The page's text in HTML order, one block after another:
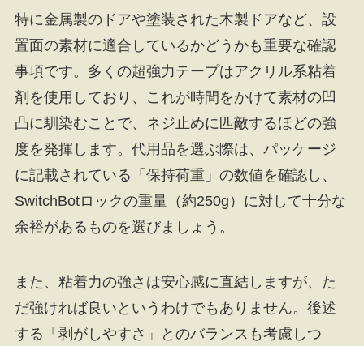
特に金属製のドアや塗装された木製ドアなど、設
置面の素材に適合しているかどうかも重要な確認
事項です。多くの超強力テープはアクリル系粘着
剤を使用しており、これが時間をかけて素材の凹
凸に馴染むことで、ネジ止めに匹敵するほどの強
度を発揮します。代用品を選ぶ際は、パッケージ
に記載されている「保持荷重」の数値を確認し、
SwitchBotロックの重量（約250g）に対して十分な
余裕があるものを選びましょう。
また、粘着力の強さは安心感に直結しますが、た
だ強ければ良いというわけでもありません。後述
する「剥がしやすさ」とのバランスも考慮しつ